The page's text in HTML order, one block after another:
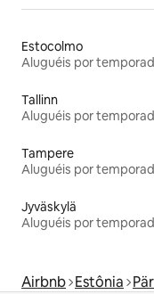
Estocolmo
Aluguéis por
Tallinn
Aluguéis por
Tampere
Aluguéis por
Jyväskylä
Aluguéis por
Airbnb Estônia